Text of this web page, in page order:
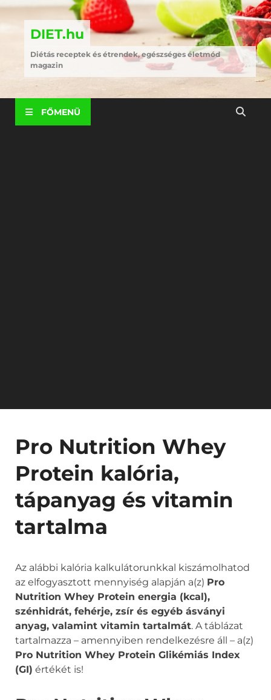
DIET.hu
Diétás receptek és étrendek, egészséges életmód
magazin
FŐMENÜ
Pro Nutrition Whey
Protein kalória,
tápanyag és vitamin
tartalma
Az alábbi kalória kalkulátorunkkal kiszámolhatod
az elfogyasztott mennyiség alapján a(z) Pro
Nutrition Whey Protein energia (kcal),
szénhidrát, fehérje, zsír és egyéb ásványi
anyag, valamint vitamin tartalmát. A táblázat
tartalmazza – amennyiben rendelkezésre áll – a(z)
Pro Nutrition Whey Protein Glikémiás Index
(GI) értékét is!